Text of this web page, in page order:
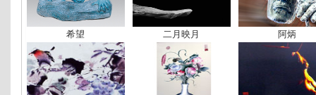
希望 二月映月 阿炳